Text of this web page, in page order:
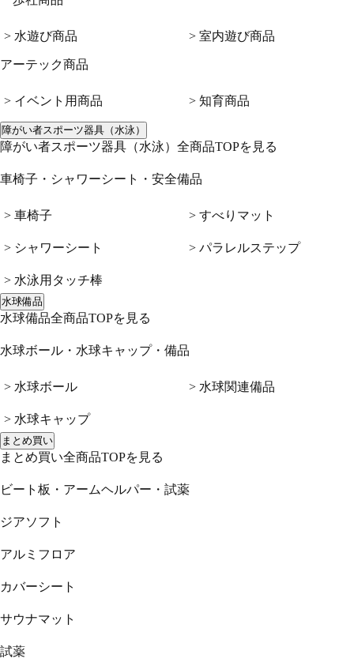
> 水遊び商品 > 室内遊び商品
アーテック商品
> イベント用商品 > 知育商品
障がい者スポーツ器具（水泳）
障がい者スポーツ器具（水泳）全商品TOPを見る
車椅子・シャワーシート・安全備品
> 車椅子
> シャワーシート
> 水泳用タッチ棒
> すべりマット
> パラレルステップ
水球備品
水球備品全商品TOPを見る
水球ボール・水球キャップ・備品
> 水球ボール
> 水球キャップ
> 水球関連備品
まとめ買い
まとめ買い全商品TOPを見る
ビート板・アームヘルパー・試薬
ジアソフト
アルミフロア
カバーシート
サウナマット
試薬